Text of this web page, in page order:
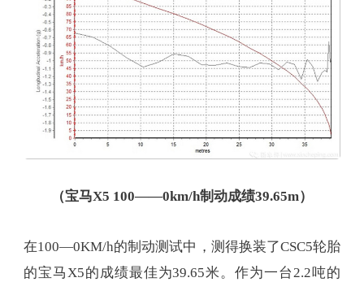
（宝马X5 100——0km/h制动成绩39.65m）
在100—0KM/h的制动测试中，测得换装了CSC5轮胎
的宝马X5的成绩最佳为39.65米。作为一台2.2吨的